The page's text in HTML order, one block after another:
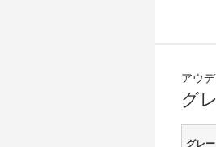
アウ
グ
グレ